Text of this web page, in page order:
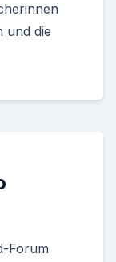
und die
Forum